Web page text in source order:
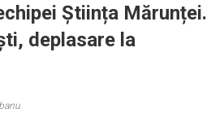
Știința Mărunței.
deplasare la